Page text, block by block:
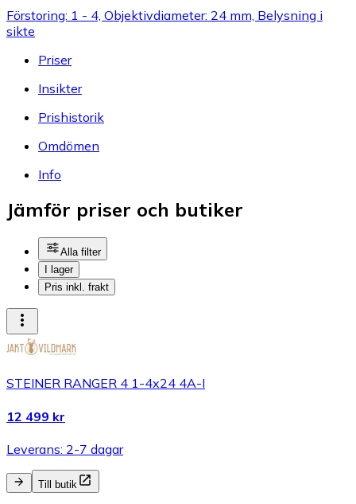
Förstoring: 1 - 4, Objektivdiameter: 24 mm, Belysning i
sikte
Priser
Insikter
Prishistorik
Omdömen
Info
Jämför priser och butiker
Alla filter
I lager
Pris inkl. frakt
STEINER RANGER 4 1-4x24 4A-I
12 499 kr
Leverans: 2-7 dagar
Till butik